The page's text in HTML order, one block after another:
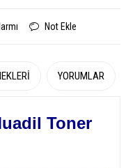
Not Ekle
YORUMLAR
Toner